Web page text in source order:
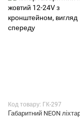
Код товару: ГК-297
Габаритний NEON